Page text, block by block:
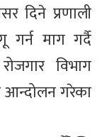
दिने प्रणाली
गर्न माग गर्दै
विभाग
आन्दोलन गरेका